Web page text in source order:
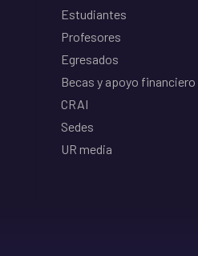
Estudiantes
Profesores
Egresados
Becas y apoyo financiero
CRAI
Sedes
UR media